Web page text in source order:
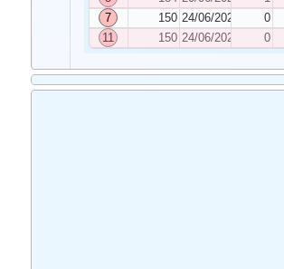
7
150 24/06/2025 0
11
150 24/06/2025 0